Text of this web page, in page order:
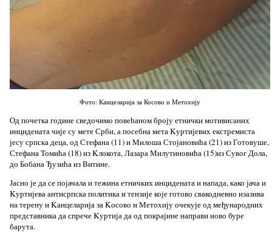
Фото: Канцеларија за Косово и Метохију
Од почетка године сведочимо повећаном броју етнички мотивисаних
инцидената чије су мете Срби, а посебна мета Kуртијевих екстремиста
јесу српска деца, од Стефана (11) и Милоша Стојановића (21) из Готовуше,
Стефана Томића (18) из Kлокота, Лазара Милутиновића (15)из Сувог Дола,
до Бобана Ђузића из Витине.
Јасно је да се појачала и тежина етничких инцидената и напада, како јача и
Kуртијева антисрпска политика и тензије које готово свакодневно изазива
на терену и Kанцеларија за Kосово и Метохију очекује од међународних
представника да спрече Kуртија да од покрајине направи ново буре
барута.